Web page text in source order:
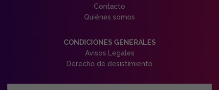
Contacto
Quiénes somos
CONDICIONES GENERALES
Avisos Legales
Derecho de desistimiento